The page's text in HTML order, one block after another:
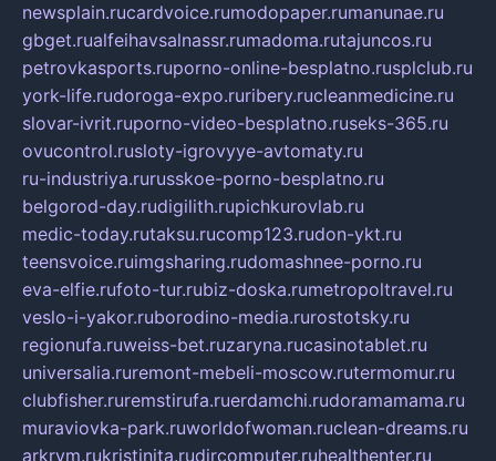
newsplain.rucardvoice.rumodopaper.rumanunae.ru
gbget.rualfeihavsalnassr.rumadoma.rutajuncos.ru
petrovkasports.ruporno-online-besplatno.rusplclub.ru
york-life.rudoroga-expo.ruribery.rucleanmedicine.ru
slovar-ivrit.ruporno-video-besplatno.ruseks-365.ru
ovucontrol.rusloty-igrovyye-avtomaty.ru
ru-industriya.rurusskoe-porno-besplatno.ru
belgorod-day.rudigilith.rupichkurovlab.ru
medic-today.rutaksu.rucomp123.rudon-ykt.ru
teensvoice.ruimgsharing.rudomashnee-porno.ru
eva-elfie.rufoto-tur.rubiz-doska.rumetropoltravel.ru
veslo-i-yakor.ruborodino-media.rurostotsky.ru
regionufa.ruweiss-bet.ruzaryna.rucasinotablet.ru
universalia.ruremont-mebeli-moscow.rutermomur.ru
clubfisher.ruremstirufa.ruerdamchi.rudoramamama.ru
muraviovka-park.ruworldofwoman.ruclean-dreams.ru
arkrym.rukristinita.rudircomputer.ruhealthenter.ru